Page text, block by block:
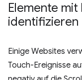
Elemente
identifizieren
Einige Websites
Touch-Ereignisse